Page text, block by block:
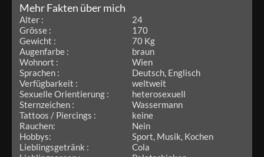
Mehr Fakten über mich
Alter :
24
Grösse :
170
Gewicht :
70 Kg
Augenfarbe :
braun
Wohnort :
Wien
Sprachen :
Deutsch, Englisch
Verfügbarkeit :
weltweit
Sexuelle Orientierung :
heterosexuell
Sternzeichen :
Wassermann
Tattoos / Piercings :
keine
Rauchen:
Nein
Hobbys:
Sport, Musik, Kochen
Lieblingsgetränk :
Cola